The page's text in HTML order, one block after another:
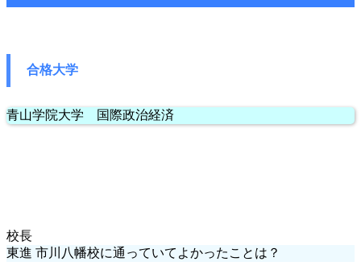
合格大学
青山学院大学 国際政治経済
校長
東進 市川八幡校に通っていてよかったことは？